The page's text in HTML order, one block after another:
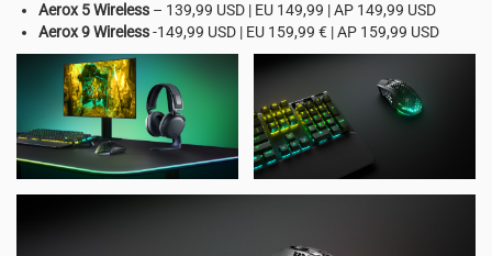
Aerox 5 Wireless – 139,99 USD | EU 149,99 | AP 149,99 USD
Aerox 9 Wireless-149,99 USD | EU 159,99 € | AP 159,99 USD